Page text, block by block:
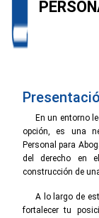
En un entorno
opción, es una
Personal para
del derecho en
construcción de
A lo largo de
fortalecer tu